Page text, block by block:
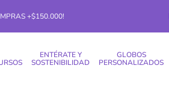
+$150.000!
ENTÉRATE Y
SOSTENIBILIDAD
GLOBOS
PERSONALIZADOS